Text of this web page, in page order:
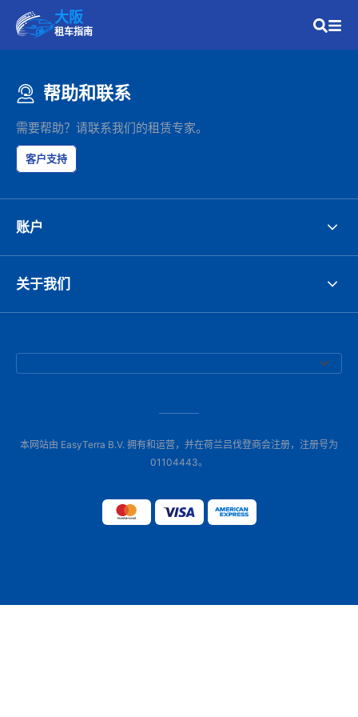
大阪
租车指南
帮助和联系
需要帮助？请联系我们的租赁专家。
客户支持
账户
关于我们
本网站由 EasyTerra B.V. 拥有和运营，并在荷兰吕伐登商会注册，注册号为
01104443。